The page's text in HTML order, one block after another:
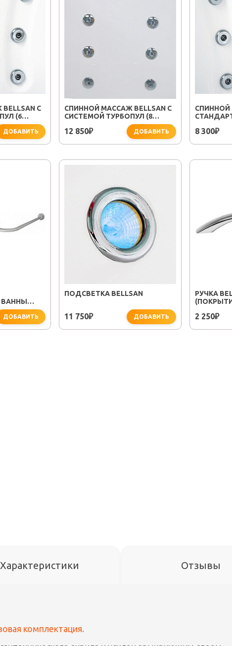
С
(6
ДОБАВИТЬ
СПИННОЙ МАССАЖ BELLSAN С
СИСТЕМОЙ ТУРБОПУЛ (8
12 850₽ ДОБАВИТЬ
СПИННОЙ
8 300₽
750 (Г-
ДОБАВИТЬ
ПОДСВЕТКА BELLSAN
11 750₽ ДОБАВИТЬ
РУЧКА
2 250₽
Характеристики Отзывы
комплектация.